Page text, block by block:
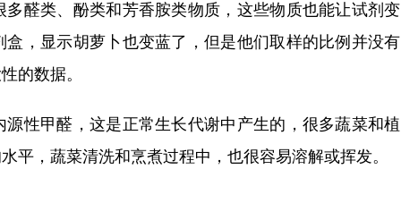
醛类、酚类和芳香胺类物质，这些物质也能让试剂
，显示胡萝卜也变蓝了，但是他们取样的比例并没
的数据。
甲醛，这是正常生长代谢中产生的，很多蔬菜和
平，蔬菜清洗和烹煮过程中，也很容易溶解或挥发。